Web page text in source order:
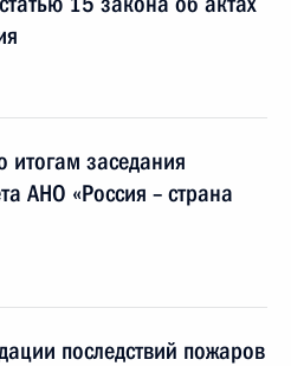
итогам заседания
АНО «Россия – страна
последствий пожаров